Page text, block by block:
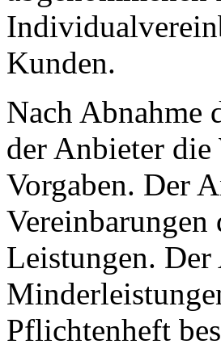
Kunden.
Nach Abnahme
der Anbieter die
Vorgaben. Der
Vereinbarungen
Leistungen.
Pflichtenheft